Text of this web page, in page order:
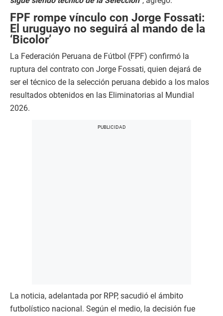
FPF rompe vínculo con Jorge Fossati:
El uruguayo no seguirá al mando de la
‘Bicolor’
La Federación Peruana de Fútbol (FPF) confirmó la
ruptura del contrato con Jorge Fossati, quien dejará de
ser el técnico de la selección peruana debido a los malos
resultados obtenidos en las Eliminatorias al Mundial
2026.
La noticia, adelantada por RPP, sacudió el ámbito
futbolístico nacional. Según el medio, la decisión fue